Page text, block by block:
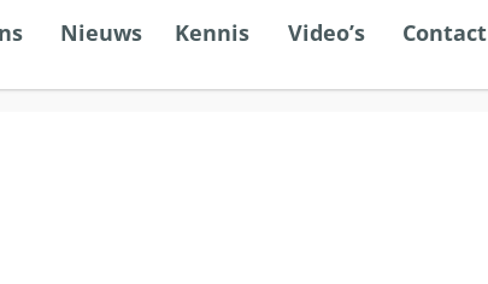
eerlijk en democratisch geldstelsel
Nieuws Kennis Video’s Contact